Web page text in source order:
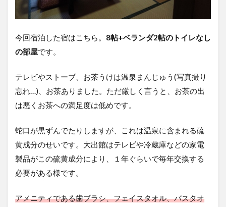
今回宿泊した宿はこちら。 8帖+ベランダ2帖のトイレなし
の部屋です。
テレビやストーブ、お茶うけは温泉まんじゅう(写真撮り
忘れ…)、お茶ありました。ただ厳しく言うと、お茶の出
は悪くお茶への満足度は低めです。
蛇口が黒ずんでたりしますが、これは温泉に含まれる硫
黄成分のせいです。大出館はテレビや冷蔵庫などの家電
製品がこの硫黄成分により、１年ぐらいで毎年交換する
必要がある様です。
アメニティである歯ブラシ、フェイスタオル、バスタオ